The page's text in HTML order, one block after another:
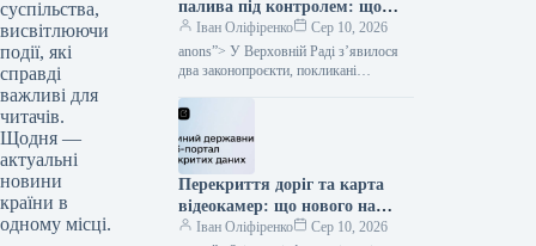
суспільства,
висвітлюючи
події, які
справді
важливі для
читачів.
Щодня —
актуальні
новини
країни в
одному місці.
палива під контролем: що
пропонує Верховна Рада –
Міністерство фінансів
Іван Оліфіренко
Сер 10, 2026
anons”> У Верховній Раді з’явилося
два законопроєкти, покликані
потенційного підвищення цін
послуги в умовах кризи.…
Перекриття доріг та карта
відеокамер: що нового на
Єдиному порталі відкритих
Іван Оліфіренко
Сер 10, 2026